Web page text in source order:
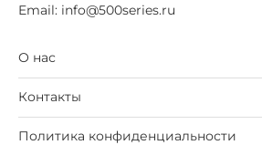
Email: info@500series.ru
О нас
Контакты
Политика конфиденциальности